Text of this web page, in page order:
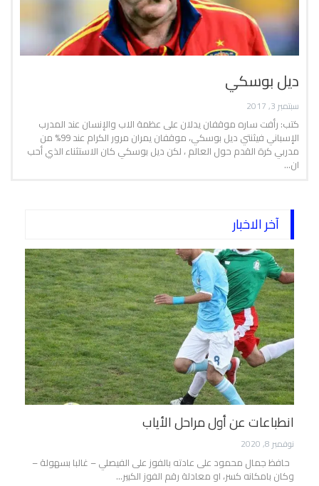
ديل بوسكي
سبتمبر 3, 2017
كتب: رأفت ساره موقفان يدلان على عظمة الاب والإنسان عند المدرب
الإسباني فيثنتي ديل بوسكي، موقفان يمران مرور الكرام عند 99% من
مدربي كرة القدم حول العالم ، لكن ديل بوسكي كان الاستثناء الذي أحب
ان…
آخر الاخبار
انطباعات عن أول مراحل الأياب
نوفمبر 8, 2020
حافظ جمال محمود على عادته بالفوز على الفيصلي – غالبا بسهولة –
وكان بامكانه كسر، او معادلة رقم الفوز الكبير…